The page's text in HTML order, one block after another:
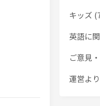
キッズ
英語に
ご意見
運営よ